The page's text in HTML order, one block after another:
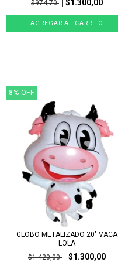
$974,70
$1.300,00
8 % OFF
GLOBO METALIZADO 20" VACA
LOLA
$1.420,00
$1.300,00